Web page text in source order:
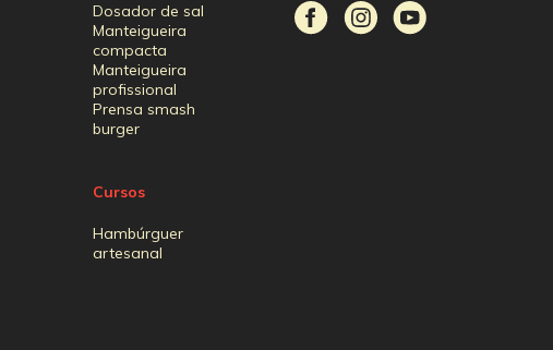
Dosador de sal
Manteigueira
compacta
Manteigueira
profissional
Prensa smash
burger
Cursos
Hambúrguer
artesanal